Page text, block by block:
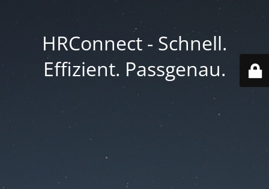
HRConnect - Schnell.
Effizient. Passgenau.